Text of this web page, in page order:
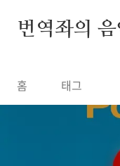
번역좌의
홈 태그